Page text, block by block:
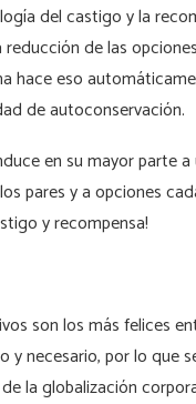
del castigo y la
de las
hace eso
de autoconservación.
en su mayor parte
pares y a opciones
y recompensa!
son los más felices
y necesario, por lo que
la globalización